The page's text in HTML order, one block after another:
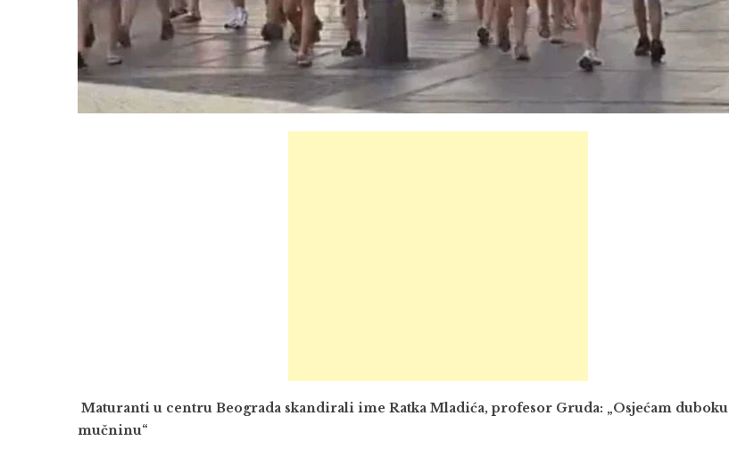
Maturanti u centru Beograda skandirali ime Ratka Mladića, profesor Gruda: „Osjećam duboku
mučninu“